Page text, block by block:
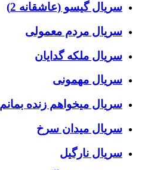
سریال گیسو (عاشقانه 2)
سریال مردم معمولی
سریال ملکه گدایان
سریال مهمونی
سریال میخواهم زنده بمانم
سریال میدان سرخ
سریال نارگیل